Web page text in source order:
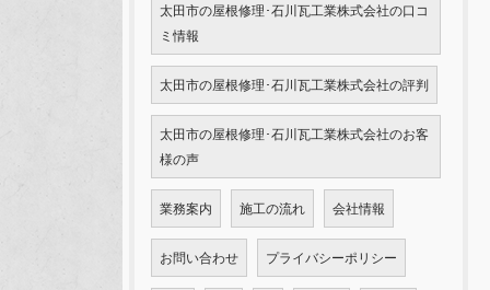
太田市の屋根修理･石川瓦工業株式会社の口コ
ミ情報
太田市の屋根修理･石川瓦工業株式会社の評判
太田市の屋根修理･石川瓦工業株式会社のお客
様の声
業務案内 施工の流れ 会社情報
お問い合わせ プライバシーポリシー